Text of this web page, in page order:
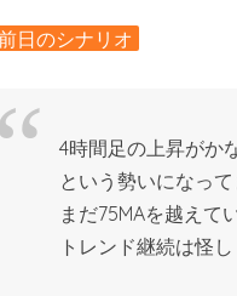
日のシナリオ
4時間足の上昇がか
という勢いになって
まだ75MAを越えて
トレンド継続は怪